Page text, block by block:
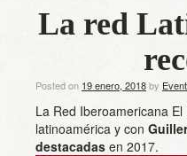
La red
Posted on 19 enero, 2018by
La Red Iberoamericana
latinoamérica y con
destacadas en 2017.